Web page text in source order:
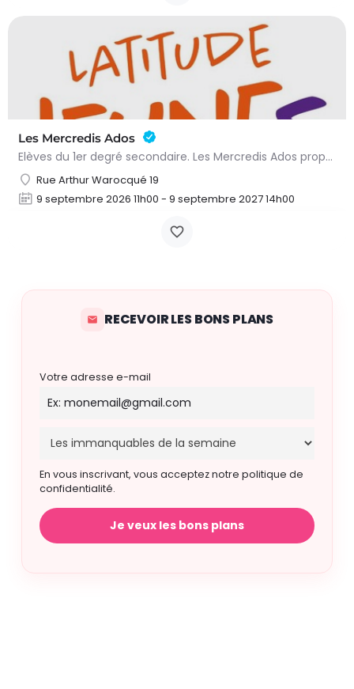
Les Mercredis Ados
Elèves du 1er degré secondaire. Les Mercredis Ados proposent, aux jeunes, un accompagnement scolaire et une…
Rue Arthur Warocqué 19
9 septembre 2026 11h00 - 9 septembre 2027 14h00
RECEVOIR LES BONS PLANS
Votre adresse e-mail
En vous inscrivant, vous acceptez notre politique de
confidentialité.